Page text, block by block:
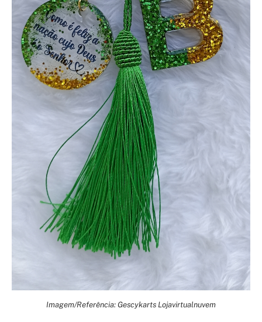
Imagem/Referência: Gescykarts Lojavirtualnuvem